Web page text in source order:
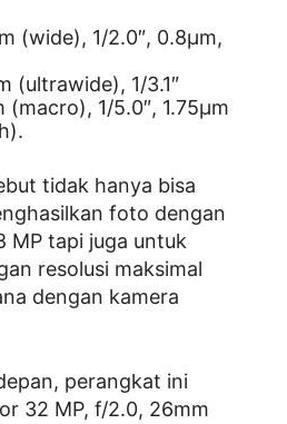
(wide), 1/2.0″, 0.8µm,
(ultrawide), 1/3.1″
(macro), 1/5.0″, 1.75µm
tidak hanya bisa
foto dengan
MP tapi juga untuk
resolusi maksimal
dengan kamera
perangkat ini
32 MP, f/2.0, 26mm